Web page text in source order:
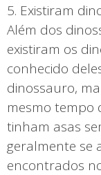
5. Existiram
Além dos
existiram os
conhecido
dinossauro,
mesmo tempo
tinham asas
geralmente se
encontrados